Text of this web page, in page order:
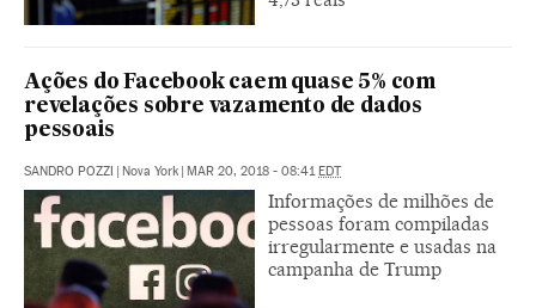
Ações do Facebook caem quase 5% com
revelações sobre vazamento de dados
pessoais
SANDRO POZZI Nova York MAR 20, 2018 - 08:41 EDT
Informações de milhões de
pessoas foram compiladas
irregularmente e usadas na
campanha de Trump